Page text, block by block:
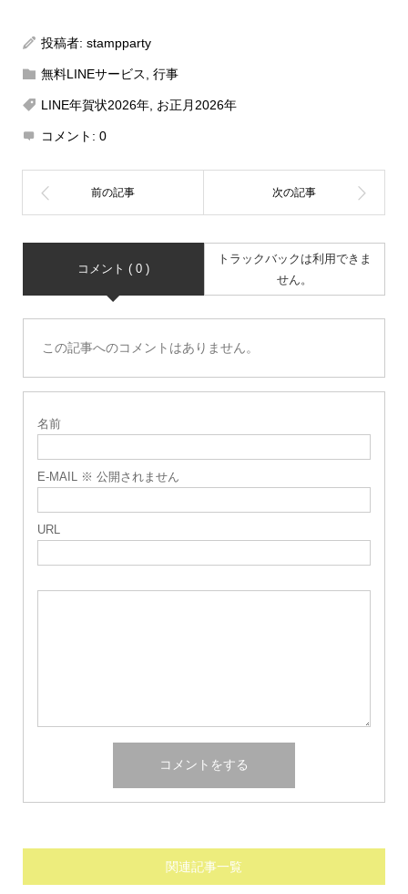
投稿者: stampparty
無料LINEサービス 行事
LINE年賀状2026年, お正月2026年
コメント: 0
コメント ( 0 )
トラックバックは利用できま
せん。
この記事へのコメントはありません。
名前
E-MAIL ※ 公開されません
URL
関連記事一覧